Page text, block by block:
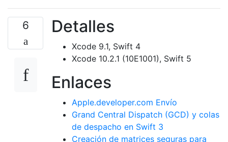
6 Detalles
Xcode 9.1, Swift 4
Xcode 10.2.1 (10E1001), Swift 5
Enlaces
Apple.developer.com Envío
Grand Central Dispatch (GCD) y colas
de despacho en Swift 3
Creación de matrices seguras para